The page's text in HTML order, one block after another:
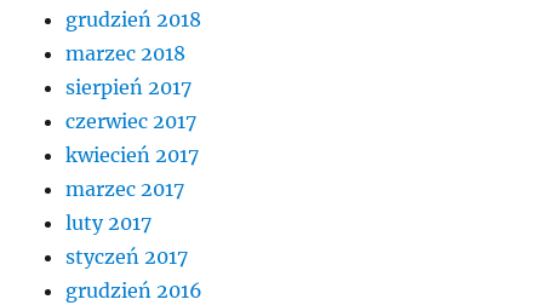
grudzień 2018
marzec 2018
sierpień 2017
czerwiec 2017
kwiecień 2017
marzec 2017
luty 2017
styczeń 2017
grudzień 2016